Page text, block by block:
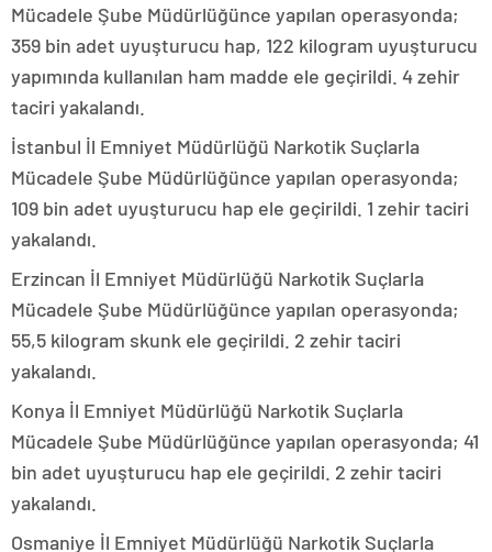
Mücadele Şube Müdürlüğünce yapılan operasyonda;
359 bin adet uyuşturucu hap, 122 kilogram uyuşturucu
yapımında kullanılan ham madde ele geçirildi. 4 zehir
taciri yakalandı.
İstanbul İl Emniyet Müdürlüğü Narkotik Suçlarla
Mücadele Şube Müdürlüğünce yapılan operasyonda;
109 bin adet uyuşturucu hap ele geçirildi. 1 zehir taciri
yakalandı.
Erzincan İl Emniyet Müdürlüğü Narkotik Suçlarla
Mücadele Şube Müdürlüğünce yapılan operasyonda;
55,5 kilogram skunk ele geçirildi. 2 zehir taciri
yakalandı.
Konya İl Emniyet Müdürlüğü Narkotik Suçlarla
Mücadele Şube Müdürlüğünce yapılan operasyonda; 41
bin adet uyuşturucu hap ele geçirildi. 2 zehir taciri
yakalandı.
Osmaniye İl Emniyet Müdürlüğü Narkotik Suçlarla